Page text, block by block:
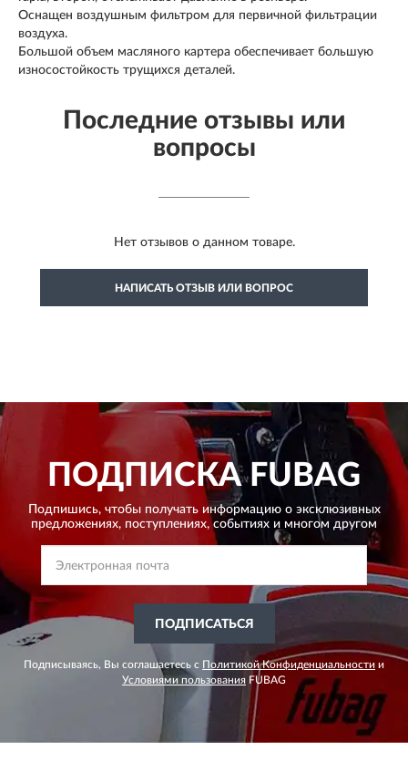
Оснащен воздушным фильтром для первичной фильтрации
воздуха.
Большой объем масляного картера обеспечивает большую
износостойкость трущихся деталей.
Последние отзывы или
вопросы
Нет отзывов о данном товаре.
НАПИСАТЬ ОТЗЫВ ИЛИ ВОПРОС
ПОДПИСКАFUBAG
Подпишись, чтобы получать информацию о эксклюзивных
предложениях, поступлениях, событиях и многом другом
ПОДПИСАТЬСЯ
Подписываясь, Вы соглашаетесь с Политикой Конфиденциальности и
Условиями пользования FUBAG